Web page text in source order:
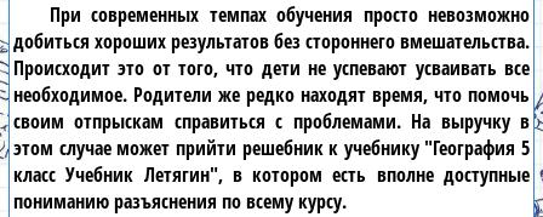
При современных темпах обучения просто невозможно
добиться хороших результатов без стороннего вмешательства.
Происходит это от того, что дети не успевают усваивать все
необходимое. Родители же редко находят время, что помочь
своим отпрыскам справиться с проблемами. На выручку в
этом случае может прийти решебник к учебнику "География 5
класс Учебник Летягин", в котором есть вполне доступные
пониманию разъяснения по всему курсу.